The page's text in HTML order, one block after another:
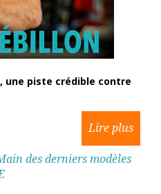
une piste crédible contre
des derniers modèles